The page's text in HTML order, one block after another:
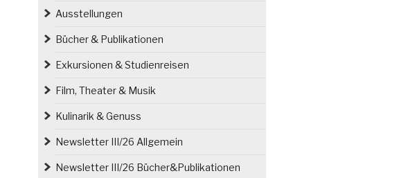
Ausstellungen
Bücher & Publikationen
Exkursionen & Studienreisen
Film, Theater & Musik
Kulinarik & Genuss
Newsletter III/26 Allgemein
Newsletter III/26 Bücher&Publikationen